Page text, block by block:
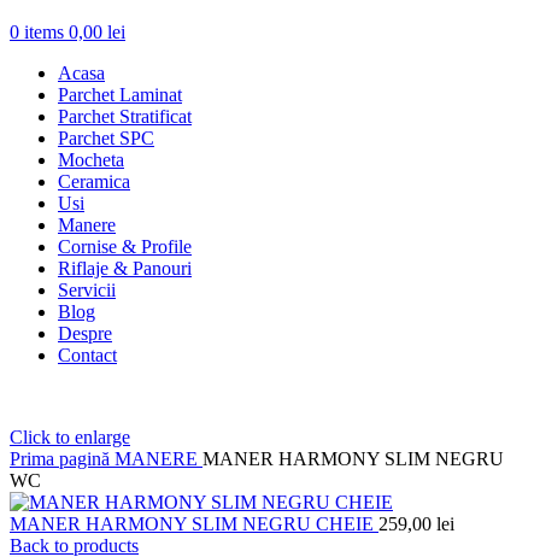
0 items 0,00 lei
Acasa
Parchet Laminat
Parchet Stratificat
Parchet SPC
Mocheta
Ceramica
Usi
Manere
Cornise & Profile
Riflaje & Panouri
Servicii
Blog
Despre
Contact
Click to enlarge
Prima pagină MANERE MANER HARMONY SLIM NEGRU
WC
MANER HARMONY SLIM NEGRU CHEIE 259,00 lei
Back to products